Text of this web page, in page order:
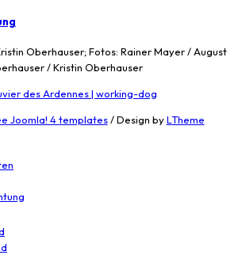
Oberhauser; Fotos: Rainer Mayer / August
/ Kristin Oberhauser
Joomla! 4 templates/ Design byLTheme